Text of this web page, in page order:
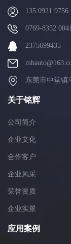
135 0921 9756
0769-8352
2375699435
东莞市中堂镇
关于铭辉
公司简介
企业文化
合作客户
企业风采
荣誉资质
企业实景
应用案例